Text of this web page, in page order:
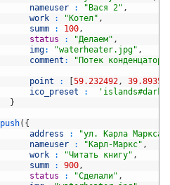
nameuser
: "Вася 2" ,
work
: "Котел" ,
summ
: 100 ,
status
: "Делаем" ,
img: "waterheater.jpg" ,
comment : "Потек
point : [59.232492 ,
ico_preset
:
}
push( {
address
:
"ул. Карла Маркса
nameuser
: "Карл-Маркс" ,
work
: "Читать книгу" ,
summ
: 900 ,
status
: "Сделали" ,